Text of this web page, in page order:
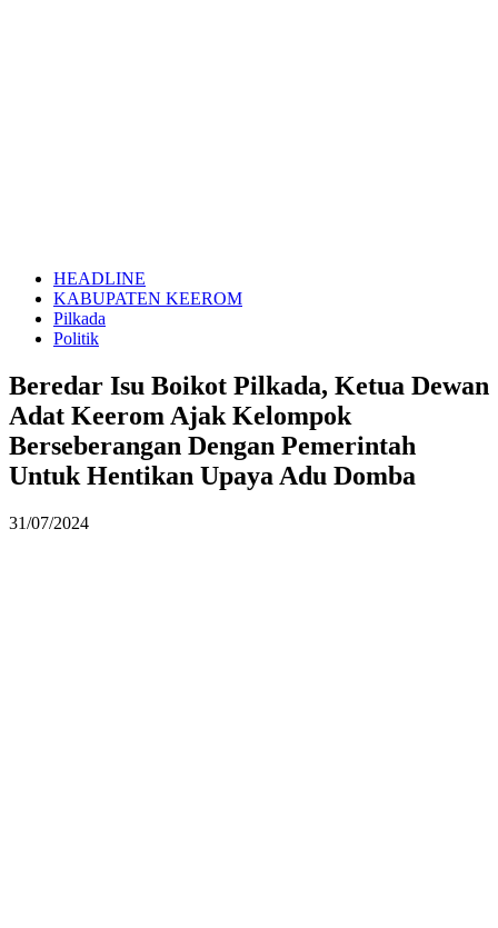
HEADLINE
KABUPATEN KEEROM
Pilkada
Politik
Beredar Isu Boikot Pilkada, Ketua Dewan
Adat Keerom Ajak Kelompok
Berseberangan Dengan Pemerintah
Untuk Hentikan Upaya Adu Domba
31/07/2024